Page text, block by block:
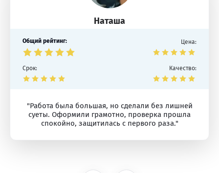
Наташа
Общий рейтинг: Цена:
Срок: Качество:
"Работа была большая, но сделали без лишней
суеты. Оформили грамотно, проверка прошла
спокойно, защитилась с первого раза."